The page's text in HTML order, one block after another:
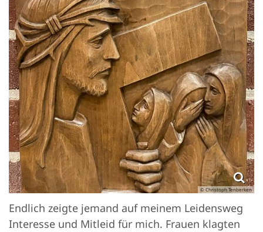
© Christoph Tenberken
Endlich zeigte jemand auf meinem Leidensweg
Interesse und Mitleid für mich. Frauen klagten